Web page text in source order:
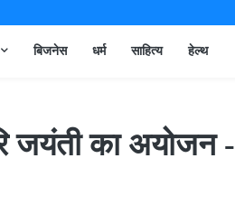
बिजनेस धर्म साहित्य हेल्थ
जयंती का अयोजन -